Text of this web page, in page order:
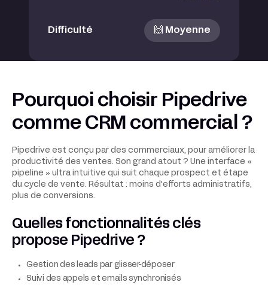
Difficulté 🙌 Moyenne
Pourquoi choisir Pipedrive
comme CRM commercial ?
Pipedrive est conçu par des commerciaux, pour améliorer la
productivité des ventes. Son grand atout ? Une interface «
pipeline » ultra intuitive qui suit chaque prospect et étape
du cycle de vente. Résultat : moins d'efforts administratifs,
plus de conversions.
Quelles fonctionnalités clés
propose Pipedrive ?
Gestion des leads par glisser-déposer
Suivi des appels et emails synchronisés